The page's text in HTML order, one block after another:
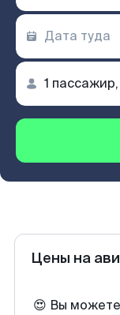
Цены на
😍 Вы